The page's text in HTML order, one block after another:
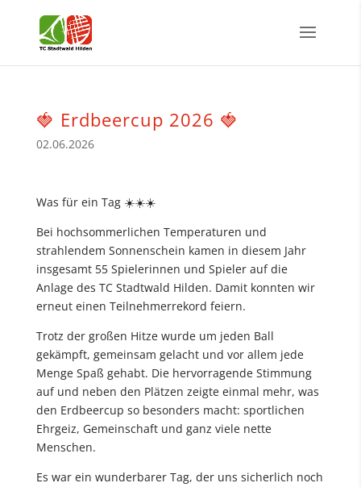
🍓 Erdbeercup 2026 🍓
02.06.2026
Was für ein Tag ☀️☀️☀️
Bei hochsommerlichen Temperaturen und
strahlendem Sonnenschein kamen in diesem Jahr
insgesamt 55 Spielerinnen und Spieler auf die
Anlage des TC Stadtwald Hilden. Damit konnten wir
erneut einen Teilnehmerrekord feiern.
Trotz der großen Hitze wurde um jeden Ball
gekämpft, gemeinsam gelacht und vor allem jede
Menge Spaß gehabt. Die hervorragende Stimmung
auf und neben den Plätzen zeigte einmal mehr, was
den Erdbeercup so besonders macht: sportlichen
Ehrgeiz, Gemeinschaft und ganz viele nette
Menschen.
Es war ein wunderbarer Tag, der uns sicherlich noch